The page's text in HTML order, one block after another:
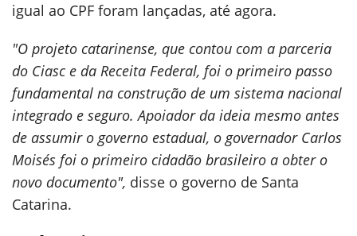
igual ao CPF foram lançadas, até agora.
"O projeto catarinense, que contou com a parceria
do Ciasc e da Receita Federal, foi o primeiro passo
fundamental na construção de um sistema nacional
integrado e seguro. Apoiador da ideia mesmo antes
de assumir o governo estadual, o governador Carlos
Moisés foi o primeiro cidadão brasileiro a obter o
novo documento", disse o governo de Santa
Catarina.